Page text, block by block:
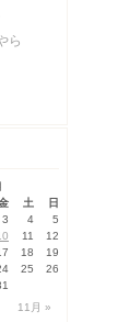
ら
土 日
11月 »
3 4
5
11
12
18
19
25
26